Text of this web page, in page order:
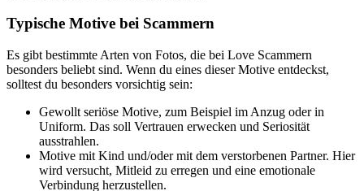
Typische Motive bei Scammern
Es gibt bestimmte Arten von Fotos, die bei Love Scammern
besonders beliebt sind. Wenn du eines dieser Motive entdeckst,
solltest du besonders vorsichtig sein:
Gewollt seriöse Motive, zum Beispiel im Anzug oder in
Uniform. Das soll Vertrauen erwecken und Seriosität
ausstrahlen.
Motive mit Kind und/oder mit dem verstorbenen Partner. Hier
wird versucht, Mitleid zu erregen und eine emotionale
Verbindung herzustellen.